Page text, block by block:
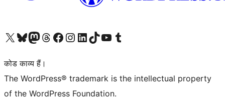
Visit our X (formerly Twitter) account
हमारे बलुस्की खाते पर जाएँVisit our Mastodon account
हमारे थ्रेड्स अकाउंट पर जाएंहमारे फेसबुक पेज पर जाएँहमारे इंस्टाग्राम अकाउंट पर जाएंहमारे लिंक्डइन खाते पर जाएँहमारे टिकटॉक खाते पर जाएँहमारे यूट्यूब चैनल पर जाएंहमारे Tumblr खाते पर जाएँ
कोड काव्य हैं।
The WordPress® trademark is the intellectual property
of the WordPress Foundation.